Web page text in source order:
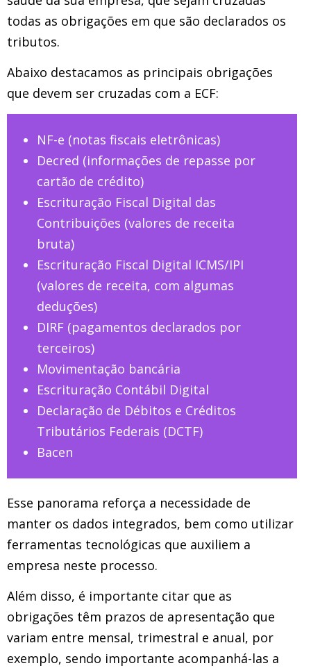
todas as obrigações em que são declarados os
tributos.
Abaixo destacamos as principais obrigações
que devem ser cruzadas com a ECF:
NF-e (notas fiscais eletrônicas)
Decred (informações de repasse por
cartão de crédito)
Escrituração Fiscal Digital das
Contribuições (valores de receita
bruta)
Escrituração Fiscal Digital ICMS/IPI
(valores de receita, com algumas
deduções)
DIRF (pagamentos declarados por
terceiros)
Movimentação bancária
Escrituração Contábil Digital
Declaração de Débitos e Créditos
Tributários Federais (DCTF)
Bacen
Esse panorama reforça a necessidade de
manter os dados integrados, bem como utilizar
ferramentas tecnológicas que auxiliem a
empresa neste processo.
Além disso, é importante citar que as
obrigações têm prazos de apresentação que
variam entre mensal, trimestral e anual, por
exemplo, sendo importante acompanhá-las a